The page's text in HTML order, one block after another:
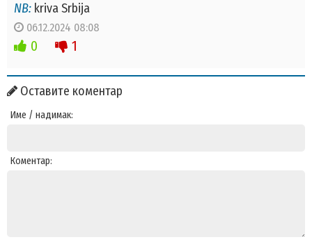
NB: kriva Srbija
06.12.2024 08:08
0 1
Оставите коментар
Име / надимак:
Коментар: